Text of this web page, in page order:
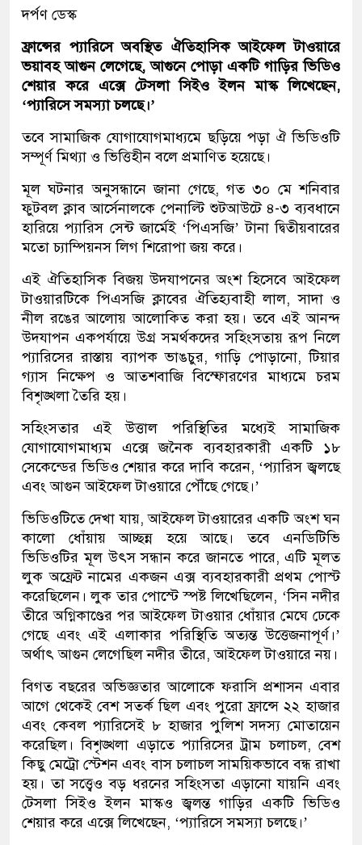
দর্পণ ডেস্ক
ফ্রান্সের প্যারিসে অবস্থিত ঐতিহাসিক আইফেল টাওয়ারে
ভয়াবহ আগুন লেগেছে, আগুনে পোড়া একটি গাড়ির ভিডিও
শেয়ার করে এক্সে টেসলা সিইও ইলন মাস্ক লিখেছেন,
‘প্যারিসে সমস্যা চলছে।’
তবে সামাজিক যোগাযোগমাধ্যমে ছড়িয়ে পড়া ঐ ভিডিওটি
সম্পূর্ণ মিথ্যা ও ভিত্তিহীন বলে প্রমাণিত হয়েছে।
মূল ঘটনার অনুসন্ধানে জানা গেছে, গত ৩০ মে শনিবার
ফুটবল ক্লাব আর্সেনালকে পেনাল্টি শুটআউটে ৪-৩ ব্যবধানে
হারিয়ে প্যারিস সেন্ট জার্মেই ‘পিএসজি’ টানা দ্বিতীয়বারের
মতো চ্যাম্পিয়নস লিগ শিরোপা জয় করে।
এই ঐতিহাসিক বিজয় উদযাপনের অংশ হিসেবে আইফেল
টাওয়ারটিকে পিএসজি ক্লাবের ঐতিহ্যবাহী লাল, সাদা ও
নীল রঙের আলোয় আলোকিত করা হয়। তবে এই আনন্দ
উদযাপন একপর্যায়ে উগ্র সমর্থকদের সহিংসতায় রূপ নিলে
প্যারিসের রাস্তায় ব্যাপক ভাঙচুর, গাড়ি পোড়ানো, টিয়ার
গ্যাস নিক্ষেপ ও আতশবাজি বিস্ফোরণের মাধ্যমে চরম
বিশৃঙ্খলা তৈরি হয়।
সহিংসতার এই উত্তাল পরিস্থিতির মধ্যেই সামাজিক
যোগাযোগমাধ্যম এক্সে জনৈক ব্যবহারকারী একটি ১৮
সেকেন্ডের ভিডিও শেয়ার করে দাবি করেন, ‘প্যারিস জ্বলছে
এবং আগুন আইফেল টাওয়ারে পৌঁছে গেছে।’
ভিডিওটিতে দেখা যায়, আইফেল টাওয়ারের একটি অংশ ঘন
কালো ধোঁয়ায় আচ্ছন্ন হয়ে আছে। তবে এনডিটিভি
ভিডিওটির মূল উৎস সন্ধান করে জানতে পারে, এটি মূলত
লুক অফ্রেট নামের একজন এক্স ব্যবহারকারী প্রথম পোস্ট
করেছিলেন। লুক তার পোস্টে স্পষ্ট লিখেছিলেন, ‘সিন নদীর
তীরে অগ্নিকাণ্ডের পর আইফেল টাওয়ার ধোঁয়ার মেঘে ঢেকে
গেছে এবং এই এলাকার পরিস্থিতি অত্যন্ত উত্তেজনাপূর্ণ।’
অর্থাৎ আগুন লেগেছিল নদীর তীরে, আইফেল টাওয়ারে নয়।
বিগত বছরের অভিজ্ঞতার আলোকে ফরাসি প্রশাসন এবার
আগে থেকেই বেশ সতর্ক ছিল এবং পুরো ফ্রান্সে ২২ হাজার
এবং কেবল প্যারিসেই ৮ হাজার পুলিশ সদস্য মোতায়েন
করেছিল। বিশৃঙ্খলা এড়াতে প্যারিসের ট্রাম চলাচল, বেশ
কিছু মেট্রো স্টেশন এবং বাস চলাচল সাময়িকভাবে বন্ধ রাখা
হয়। তা সত্ত্বেও বড় ধরনের সহিংসতা এড়ানো যায়নি এবং
টেসলা সিইও ইলন মাস্কও জ্বলন্ত গাড়ির একটি ভিডিও
শেয়ার করে এক্সে লিখেছেন, ‘প্যারিসে সমস্যা চলছে।’